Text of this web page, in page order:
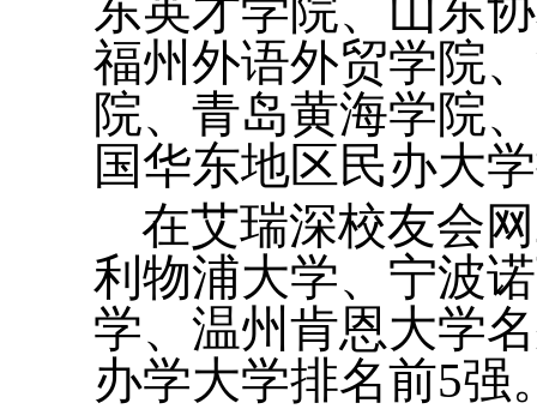
福州外语外贸学院
院、青岛黄海学院
国华东地区民办大
在艾瑞深校友会
利物浦大学、宁波
学、温州肯恩大学
办学大学排名前5强